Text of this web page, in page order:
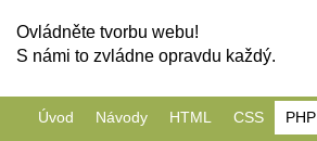
Ovládněte tvorbu webu!
S námi to zvládne opravdu každý.
Úvod Návody HTML CSS PHP